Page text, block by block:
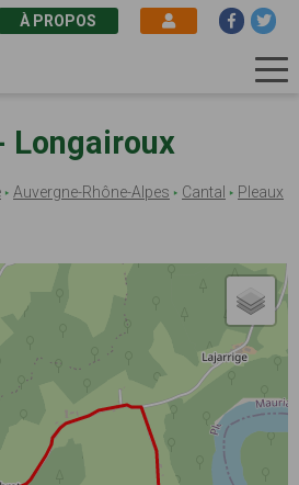
À PROPOS
Longairoux
Auvergne-Rhône-Alpes Cantal
Pleaux